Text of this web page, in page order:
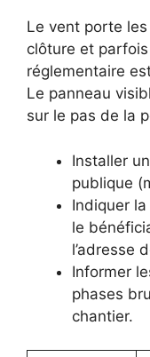
Le vent porte
clôture et parfois
réglementaire
Le panneau
sur le pas de la
Installer
publique
Indiquer
le
l’adresse
Informer
phases
chantier.